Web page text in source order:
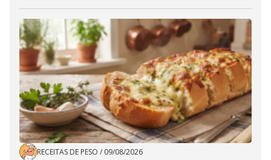
RECEITAS DE PESO / 09/08/2026